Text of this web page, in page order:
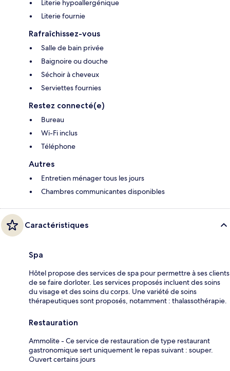
Literie hypoallergénique
Literie fournie
Rafraîchissez-vous
Salle de bain privée
Baignoire ou douche
Séchoir à cheveux
Serviettes fournies
Restez connecté(e)
Bureau
Wi-Fi inclus
Téléphone
Autres
Entretien ménager tous les jours
Chambres communicantes disponibles
Caractéristiques
Spa
Hôtel propose des services de spa pour permettre à ses clients
de se faire dorloter. Les services proposés incluent des soins
du visage et des soins du corps. Une variété de soins
thérapeutiques sont proposés, notamment : thalassothérapie.
Restauration
Ammolite - Ce service de restauration de type restaurant
gastronomique sert uniquement le repas suivant : souper.
Ouvert certains jours